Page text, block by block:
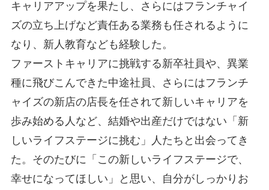
キャリアアップを果たし、さらにはフランチャイ
ズの立ち上げなど責任ある業務も任されるように
なり、新人教育なども経験した。
ファーストキャリアに挑戦する新卒社員や、異業
種に飛びこんできた中途社員、さらにはフランチ
ャイズの新店の店長を任されて新しいキャリアを
歩み始める人など、結婚や出産だけではない「新
しいライフステージに挑む」人たちと出会ってき
た。そのたびに「この新しいライフステージで、
幸せになってほしい」と思い、自分がしっかりお